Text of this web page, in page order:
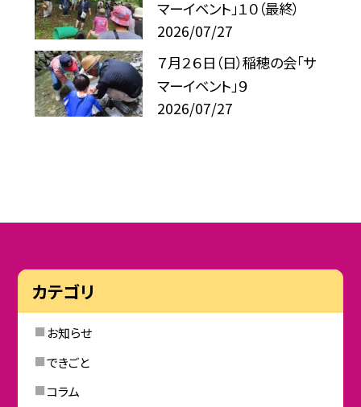
マーイベント」１０（最終）
2026/07/27
７月２６日（日）稲穂の会「サ
マーイベント」９
2026/07/27
カテゴリ
お知らせ
できごと
コラム